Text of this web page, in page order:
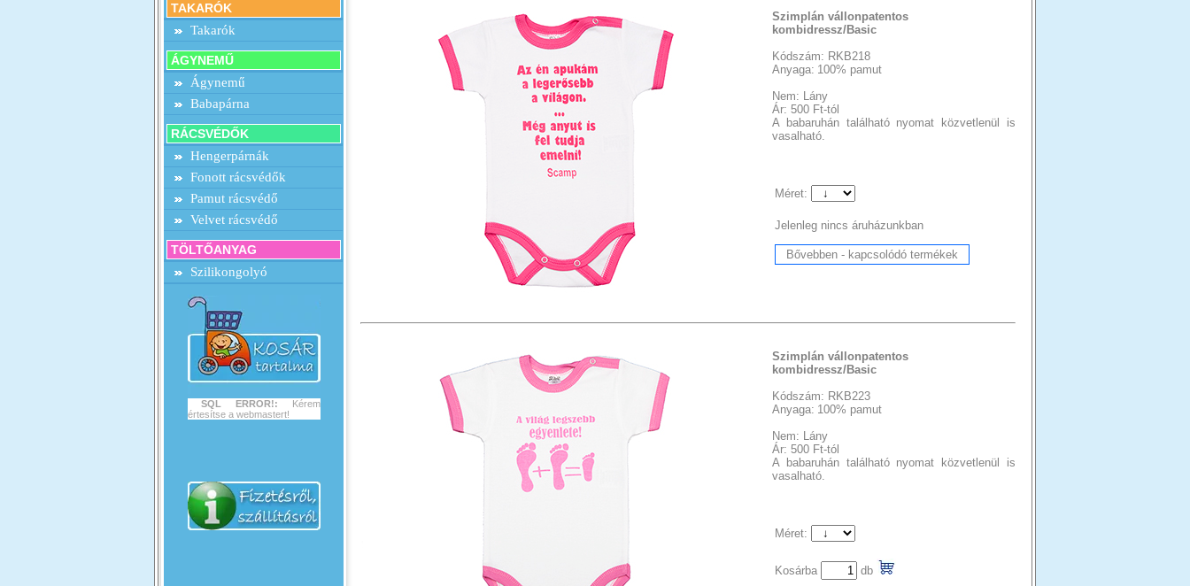
TAKARÓK
Takarók
ÁGYNEMŰ
Ágynemű
Babapárna
RÁCSVÉDŐK
Hengerpárnák
Fonott rácsvédők
Pamut rácsvédő
Velvet rácsvédő
TÖLTŐANYAG
Szilikongolyó
SQL ERROR!:
Kérem
értesítse a webmastert!
Szimplán vállonpatentos
kombidressz/Basic
Kódszám: RKB218
Anyaga: 100% pamut
Nem: Lány
Ár: 500 Ft-tól
A babaruhán található nyomat közvetlenül is
vasalható.
Méret:
Jelenleg nincs áruházunkban
Szimplán vállonpatentos
kombidressz/Basic
Kódszám: RKB223
Anyaga: 100% pamut
Nem: Lány
Ár: 500 Ft-tól
A babaruhán található nyomat közvetlenül is
vasalható.
Méret:
Kosárba db